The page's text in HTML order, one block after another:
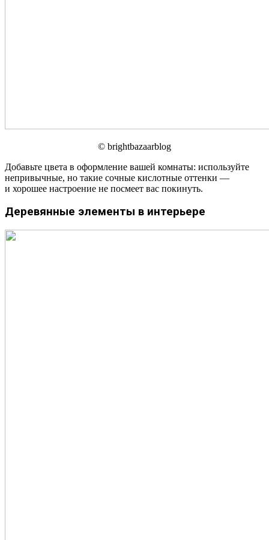
© brightbazaarblog
Добавьте цвета в оформление вашей комнаты: используйте
непривычные, но такие сочные кислотные оттенки —
и хорошее настроение не посмеет вас покинуть.
Деревянные элементы в интерьере